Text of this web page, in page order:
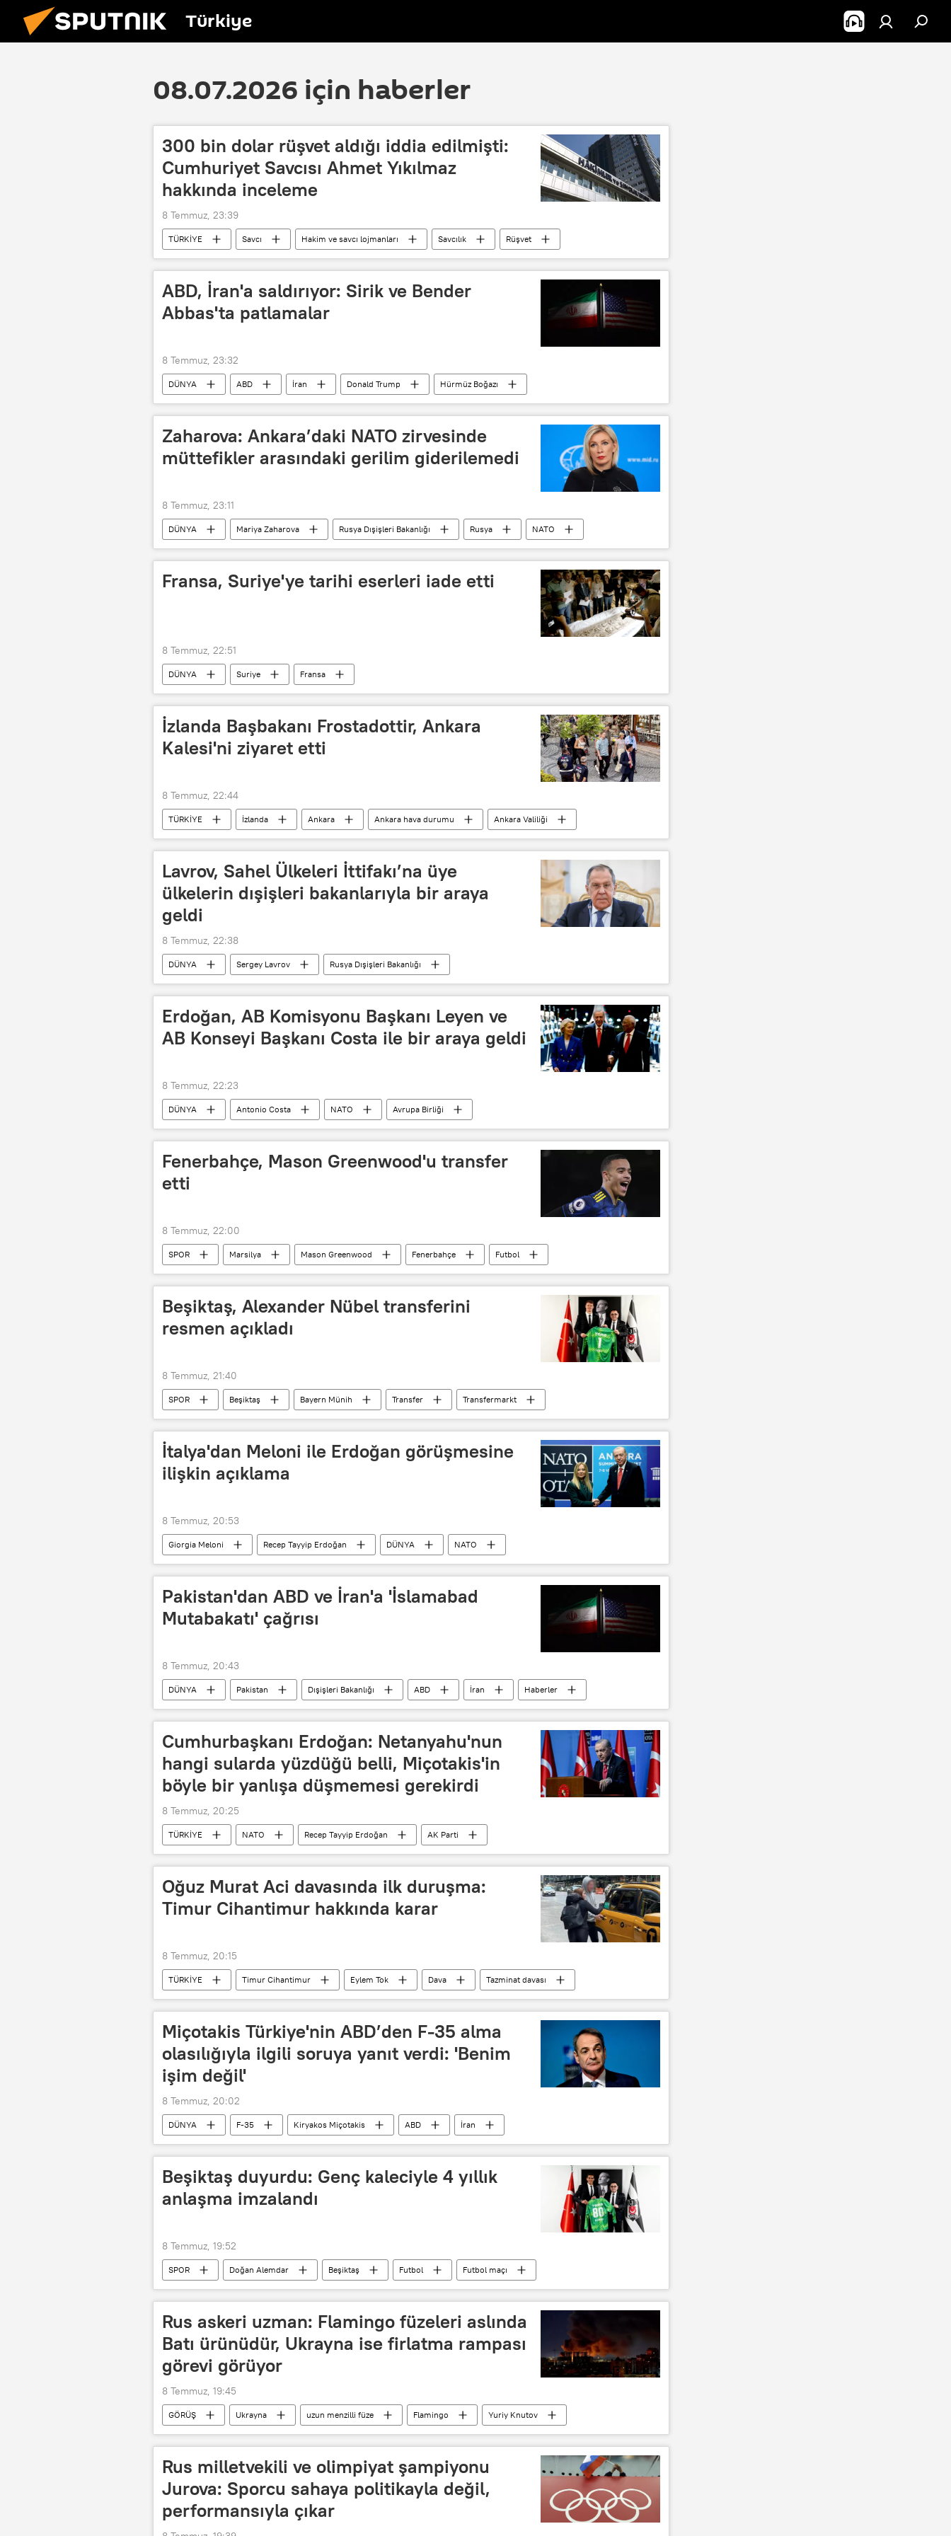
Türkiye
08.07.2026 için haberler
300 bin dolar rüşvet aldığı iddia edilmişti:
Cumhuriyet Savcısı Ahmet Yıkılmaz
hakkında inceleme
8 Temmuz, 23:39
TÜRKİYE Savcı Hakim ve savcı lojmanları Savcılık
Rüşvet
Rüşvet teklifi
Rüşvetle Mücadele Çalışma Grubu rüşvetçilik
İBB
İstanbul Büyükşehir Belediyesi (İBB)
ABD, İran'a saldırıyor: Sirik ve Bender
Abbas'ta patlamalar
8 Temmuz, 23:32
DÜNYA ABD İran Donald Trump
Hürmüz Boğazı
ABD Merkez Kuvvetler Komutanlığı (CENTCOM)
Ortadoğu
Zaharova: Ankara’daki NATO zirvesinde
müttefikler arasındaki gerilim giderilemedi
8 Temmuz, 23:11
DÜNYA Mariya Zaharova Rusya Dışişleri Bakanlığı Rusya
NATO
Batı
Ukrayna Ankara NATO zirvesi Donald Trump
Fransa, Suriye'ye tarihi eserleri iade etti
8 Temmuz, 22:51
DÜNYA Suriye Fransa
İzlanda Başbakanı Frostadottir, Ankara
Kalesi'ni ziyaret etti
8 Temmuz, 22:44
TÜRKİYE İzlanda Ankara Ankara hava durumu
Ankara Valiliği
NATO
NATO liderler zirvesi
Lavrov, Sahel Ülkeleri İttifakı’na üye
ülkelerin dışişleri bakanlarıyla bir araya
geldi
8 Temmuz, 22:38
DÜNYA Sergey Lavrov
Rusya Dışişleri Bakanlığı
Rusya-Sahel Devletleri İttifakı
Burkina Faso Niamey Nijer
AGS
Erdoğan, AB Komisyonu Başkanı Leyen ve
AB Konseyi Başkanı Costa ile bir araya geldi
8 Temmuz, 22:23
DÜNYA Antonio Costa NATO
Avrupa Birliği
Recep Tayyip Erdoğan
Fenerbahçe, Mason Greenwood'u transfer
etti
8 Temmuz, 22:00
SPOR Marsilya Mason Greenwood Fenerbahçe
Futbol
Futbol maçı
Türkiye Futbol Federasyonu
Beşiktaş, Alexander Nübel transferini
resmen açıkladı
8 Temmuz, 21:40
SPOR Beşiktaş Bayern Münih Transfer
Transfermarkt
Futbol
Futbol maçı Türkiye Futbol Federasyonu
İtalya'dan Meloni ile Erdoğan görüşmesine
ilişkin açıklama
8 Temmuz, 20:53
Giorgia Meloni Recep Tayyip Erdoğan DÜNYA NATO
Pakistan'dan ABD ve İran'a 'İslamabad
Mutabakatı' çağrısı
8 Temmuz, 20:43
DÜNYA Pakistan Dışişleri Bakanlığı ABD İran Haberler
Cumhurbaşkanı Erdoğan: Netanyahu'nun
hangi sularda yüzdüğü belli, Miçotakis'in
böyle bir yanlışa düşmemesi gerekirdi
8 Temmuz, 20:25
TÜRKİYE NATO Recep Tayyip Erdoğan AK Parti
Oğuz Murat Aci davasında ilk duruşma:
Timur Cihantimur hakkında karar
8 Temmuz, 20:15
TÜRKİYE Timur Cihantimur Eylem Tok Dava
Tazminat davası
Kaza
kaza sebebi Trafik kazası
Miçotakis Türkiye'nin ABD’den F-35 alma
olasılığıyla ilgili soruya yanıt verdi: 'Benim
işim değil'
8 Temmuz, 20:02
DÜNYA F-35 Kiryakos Miçotakis ABD
İran
Hürmüz Boğazı
NATO
Beşiktaş duyurdu: Genç kaleciyle 4 yıllık
anlaşma imzalandı
8 Temmuz, 19:52
SPOR Doğan Alemdar Beşiktaş Futbol
Futbol maçı
Türkiye Futbol Federasyonu
Türkiye Futbol Federasyonu (TFF)
Transfer
Rus askeri uzman: Flamingo füzeleri aslında
Batı ürünüdür, Ukrayna ise firlatma rampası
görevi görüyor
8 Temmuz, 19:45
GÖRÜŞ Ukrayna uzun menzilli füze Flamingo
Yuriy Knutov
Rusya
Sputnik Ural Dağları Ukrayna Silahlı Kuvvetleri
Rus milletvekili ve olimpiyat şampiyonu
Jurova: Sporcu sahaya politikayla değil,
performansıyla çıkar